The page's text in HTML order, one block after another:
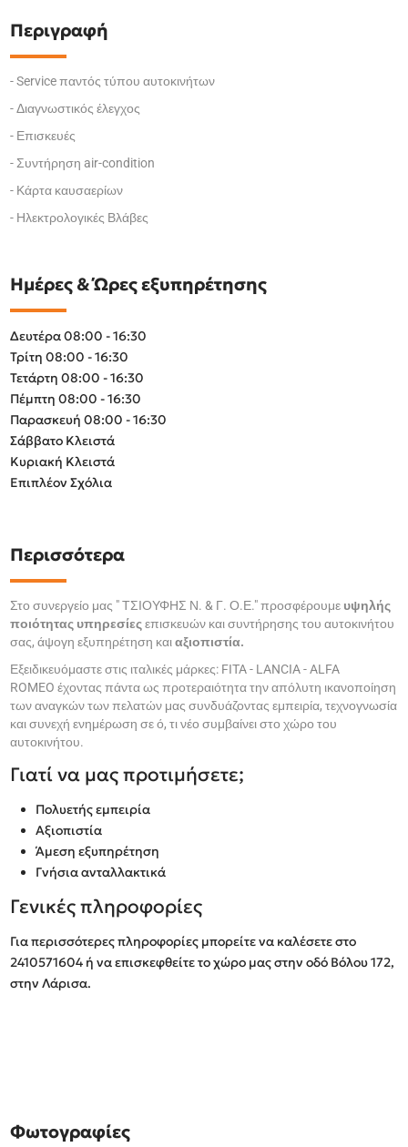
Περιγραφή
- Service παντός τύπου αυτοκινήτων
- Διαγνωστικός έλεγχος
- Επισκευές
- Συντήρηση air-condition
- Κάρτα καυσαερίων
- Ηλεκτρολογικές Βλάβες
Ημέρες & Ώρες εξυπηρέτησης
Δευτέρα 08:00 - 16:30
Τρίτη 08:00 - 16:30
Τετάρτη 08:00 - 16:30
Πέμπτη 08:00 - 16:30
Παρασκευή 08:00 - 16:30
Σάββατο Κλειστά
Κυριακή Κλειστά
Επιπλέον Σχόλια
Περισσότερα
Στο συνεργείο μας " ΤΣΙΟΥΦΗΣ Ν. & Γ. Ο.Ε." προσφέρουμε υψηλής
ποιότητας υπηρεσίεςεπισκευών και συντήρησης του αυτοκινήτου
σας, άψογη εξυπηρέτηση καιαξιοπιστία.
Εξειδικευόμαστε στις ιταλικές μάρκες: FITA - LANCIA - ALFA
ROMEO έχοντας πάντα ως προτεραιότητα την απόλυτη ικανοποίηση
των αναγκών των πελατών μας συνδυάζοντας εμπειρία, τεχνογνωσία
και συνεχή ενημέρωση σε ό, τι νέο συμβαίνει στο χώρο του
αυτοκινήτου.
Γιατί να μας προτιμήσετε;
Πολυετής εμπειρία
Αξιοπιστία
Άμεση εξυπηρέτηση
Γνήσια ανταλλακτικά
Γενικές πληροφορίες
Για περισσότερες πληροφορίες μπορείτε να καλέσετε στο
2410571604 ή να επισκεφθείτε το χώρο μας στην οδό Βόλου 172,
στην Λάρισα.
Φωτογραφίες